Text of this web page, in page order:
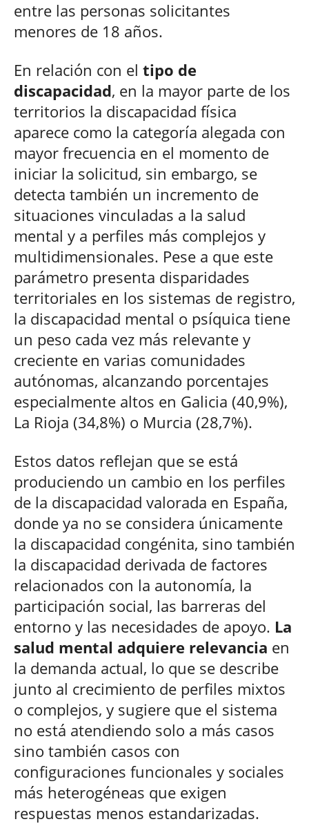
entre las personas solicitantes
menores de 18 años.
En relación con el tipo de
discapacidad, en la mayor parte de los
territorios la discapacidad física
aparece como la categoría alegada con
mayor frecuencia en el momento de
iniciar la solicitud, sin embargo, se
detecta también un incremento de
situaciones vinculadas a la salud
mental y a perfiles más complejos y
multidimensionales. Pese a que este
parámetro presenta disparidades
territoriales en los sistemas de registro,
la discapacidad mental o psíquica tiene
un peso cada vez más relevante y
creciente en varias comunidades
autónomas, alcanzando porcentajes
especialmente altos en Galicia (40,9%),
La Rioja (34,8%) o Murcia (28,7%).
Estos datos reflejan que se está
produciendo un cambio en los perfiles
de la discapacidad valorada en España,
donde ya no se considera únicamente
la discapacidad congénita, sino también
la discapacidad derivada de factores
relacionados con la autonomía, la
participación social, las barreras del
entorno y las necesidades de apoyo. La
salud mental adquiere relevancia en
la demanda actual, lo que se describe
junto al crecimiento de perfiles mixtos
o complejos, y sugiere que el sistema
no está atendiendo solo a más casos
sino también casos con
configuraciones funcionales y sociales
más heterogéneas que exigen
respuestas menos estandarizadas.